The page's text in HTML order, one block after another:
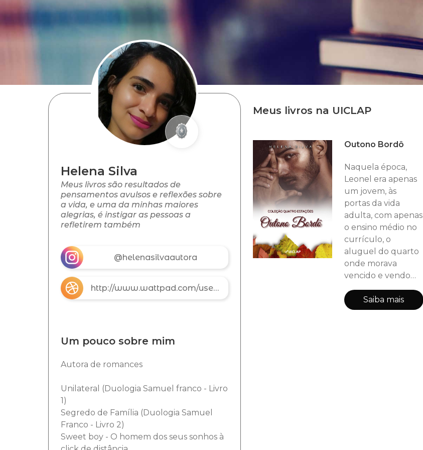
Helena Silva
Meus livros são resultados de
pensamentos avulsos e reflexões sobre
a vida, e uma da minhas maiores
alegrias, é instigar as pessoas a
refletirem também
@helenasilvaautora
http://www.wattpad.com/user/H_Silva
Um pouco sobre mim
Autora de romances
Unilateral (Duologia Samuel franco - Livro
1)
Segredo de Família (Duologia Samuel
Franco - Livro 2)
Sweet boy - O homem dos seus sonhos à
Meus livros na UICLAP
Outono Bordô
Naquela época,
Leonel era apenas
um jovem, às
portas da vida
adulta, com apenas
o ensino médio no
currículo, o
aluguel do quarto
onde morava
vencido e vendo
seu irmão caçula
adoecer de fome.
Estava encurralado
Saiba mais